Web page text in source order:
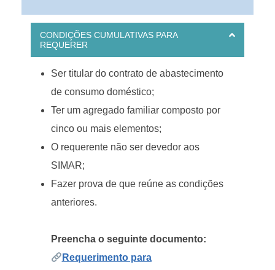
CONDIÇÕES CUMULATIVAS PARA
REQUERER
Ser titular do contrato de abastecimento
de consumo doméstico;
Ter um agregado familiar composto por
cinco ou mais elementos;
O requerente não ser devedor aos
SIMAR;
Fazer prova de que reúne as condições
anteriores.
Preencha o seguinte documento:
Requerimento para